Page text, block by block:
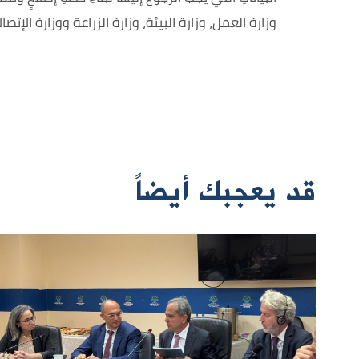
وزارة العمل، وزارة البيئة، وزارة الزراعة ووزارة
قد يعجبك أيضاً